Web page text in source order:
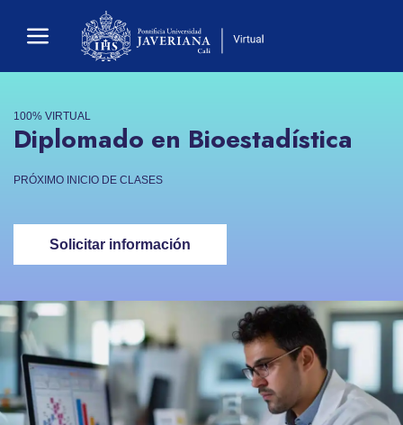
100% VIRTUAL
Diplomado en Bioestadística
PRÓXIMO INICIO DE CLASES
Solicitar información